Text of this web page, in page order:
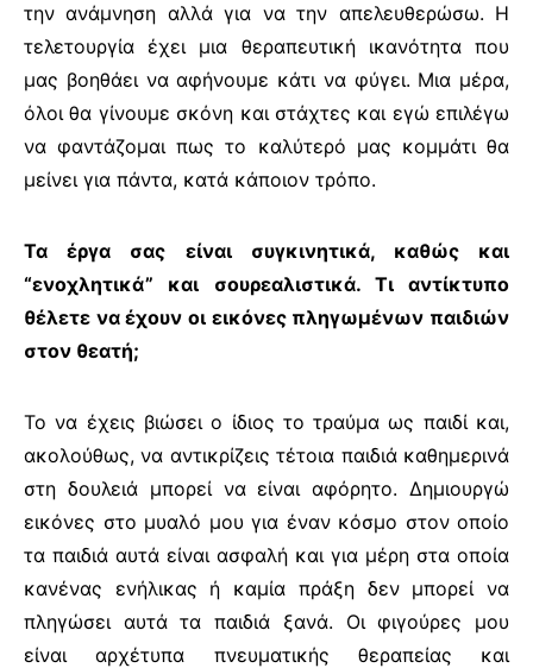
την ανάμνηση αλλά για να την απελευθερώσω. Η
τελετουργία έχει μια θεραπευτική ικανότητα που
μας βοηθάει να αφήνουμε κάτι να φύγει. Μια μέρα,
όλοι θα γίνουμε σκόνη και στάχτες και εγώ επιλέγω
να φαντάζομαι πως το καλύτερό μας κομμάτι θα
μείνει για πάντα, κατά κάποιον τρόπο.
Τα έργα σας είναι συγκινητικά, καθώς και
“ενοχλητικά” και σουρεαλιστικά. Τι αντίκτυπο
θέλετε να έχουν οι εικόνες πληγωμένων παιδιών
στον θεατή;
Το να έχεις βιώσει ο ίδιος το τραύμα ως παιδί και,
ακολούθως, να αντικρίζεις τέτοια παιδιά καθημερινά
στη δουλειά μπορεί να είναι αφόρητο. Δημιουργώ
εικόνες στο μυαλό μου για έναν κόσμο στον οποίο
τα παιδιά αυτά είναι ασφαλή και για μέρη στα οποία
κανένας ενήλικας ή καμία πράξη δεν μπορεί να
πληγώσει αυτά τα παιδιά ξανά. Οι φιγούρες μου
είναι αρχέτυπα πνευματικής θεραπείας και